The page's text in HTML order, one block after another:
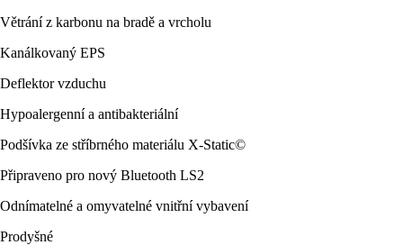
Větrání z karbonu na bradě a vrcholu
Kanálkovaný EPS
Deflektor vzduchu
Hypoalergenní a antibakteriální
Podšívka ze stříbrného materiálu X-Static©
Připraveno pro nový Bluetooth LS2
Odnímatelné a omyvatelné vnitřní vybavení
Prodyšné